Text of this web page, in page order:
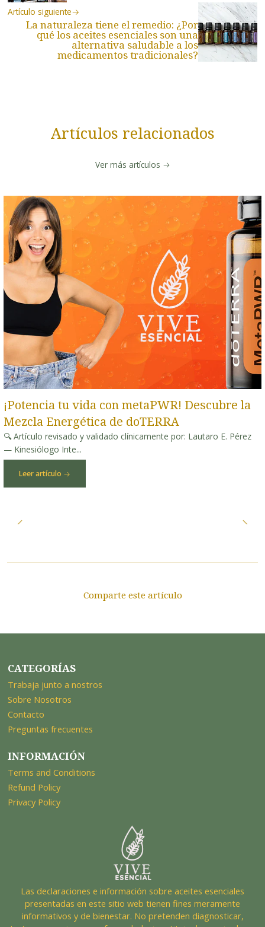
Artículo siguiente
La naturaleza tiene el remedio: ¿Por
qué los aceites esenciales son una
alternativa saludable a los
medicamentos tradicionales?
Artículos relacionados
Ver más artículos
¡Potencia tu vida con metaPWR! Descubre la
Mezcla Energética de doTERRA
🔍 Artículo revisado y validado clínicamente por: Lautaro E. Pérez
— Kinesiólogo Inte...
Leer artículo
Comparte este artículo
CATEGORÍAS
Trabaja junto a nostros
Sobre Nosotros
Contacto
Preguntas frecuentes
INFORMACIÓN
Terms and Conditions
Refund Policy
Privacy Policy
Las declaraciones e información sobre aceites esenciales
presentadas en este sitio web tienen fines meramente
informativos y de bienestar. No pretenden diagnosticar,